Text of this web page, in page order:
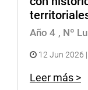
Año 4 , Nº
12 Jun 2026
Leer más >